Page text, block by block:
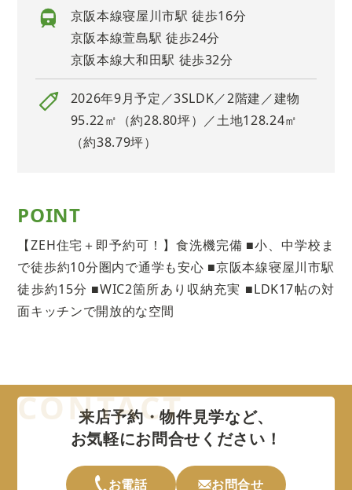
京阪本線寝屋川市駅 徒歩16分
京阪本線萱島駅 徒歩24分
京阪本線大和田駅 徒歩32分
2026年9月予定／3SLDK／2階建／建物
95.22㎡（約28.80坪）／土地128.24㎡
（約38.79坪）
POINT
【ZEH住宅＋即予約可！】食洗機完備 ■小、中学校ま
で徒歩約10分圏内で通学も安心 ■京阪本線寝屋川市駅
徒歩約15分 ■WIC2箇所あり収納充実 ■LDK17帖の対
面キッチンで開放的な空間
来店予約・物件見学など、
お気軽にお問合せください！
お電話 お問合せ